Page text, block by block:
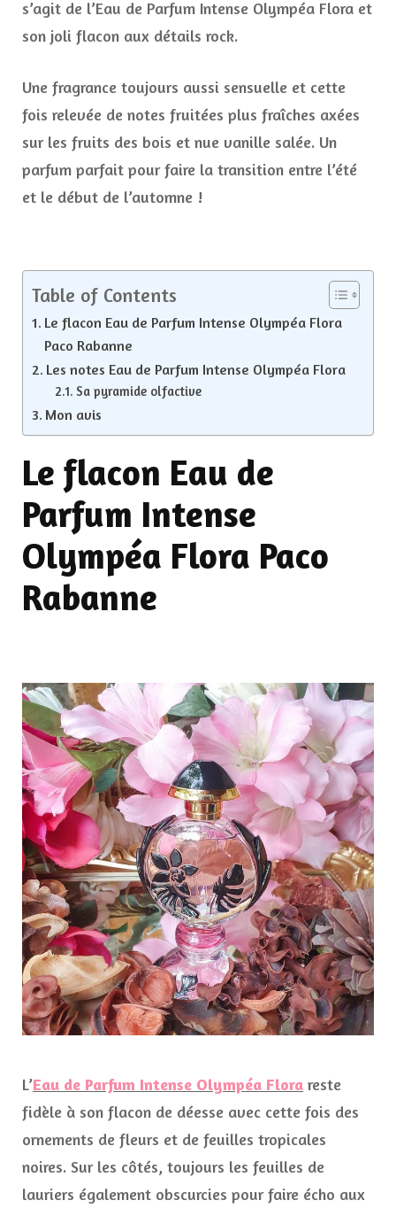
s’agit de l’Eau de Parfum Intense Olympéa Flora et
son joli flacon aux détails rock.
Une fragrance toujours aussi sensuelle et cette
fois relevée de notes fruitées plus fraîches axées
sur les fruits des bois et nue vanille salée. Un
parfum parfait pour faire la transition entre l’été
et le début de l’automne !
Table of Contents
Le flacon Eau de Parfum Intense Olympéa Flora
Paco Rabanne
Les notes Eau de Parfum Intense Olympéa Flora
Sa pyramide olfactive
Mon avis
Le flacon Eau de
Parfum Intense
Olympéa Flora Paco
Rabanne
L’Eau de Parfum Intense Olympéa Flora reste
fidèle à son flacon de déesse avec cette fois des
ornements de fleurs et de feuilles tropicales
noires. Sur les côtés, toujours les feuilles de
lauriers également obscurcies pour faire écho aux